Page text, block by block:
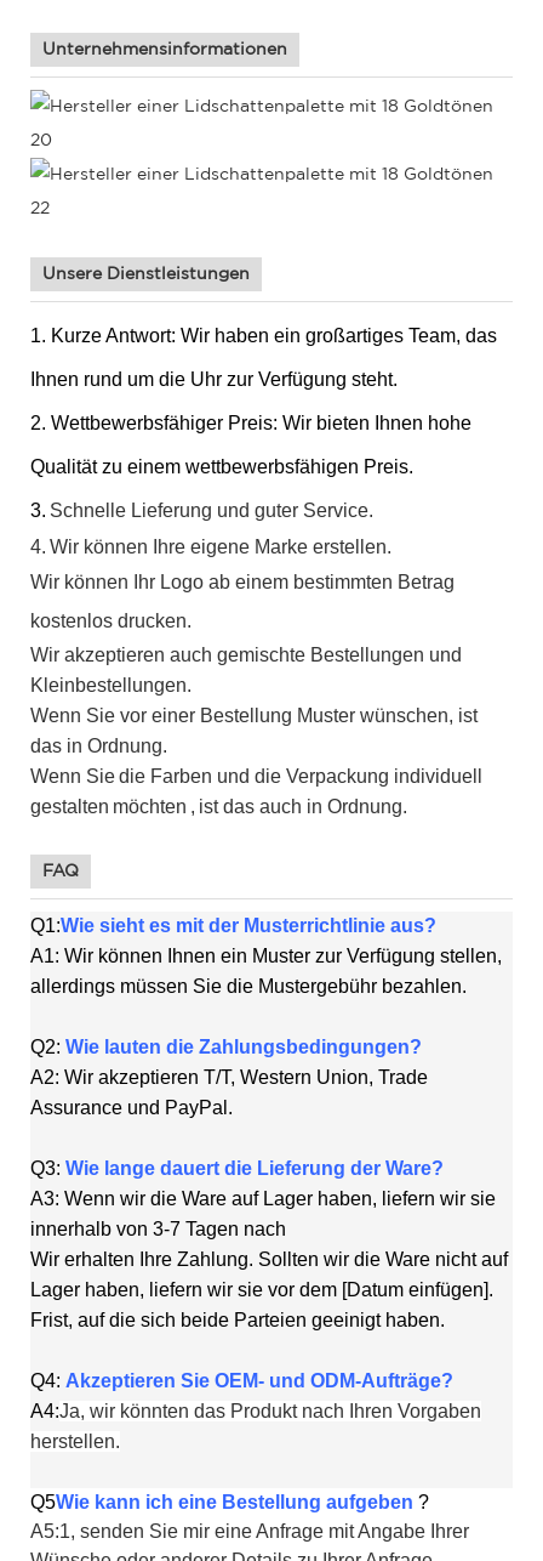
Unternehmensinformationen
Unsere Dienstleistungen
1. Kurze Antwort: Wir haben ein großartiges Team, das
Ihnen rund um die Uhr zur Verfügung steht.
2. Wettbewerbsfähiger Preis: Wir bieten Ihnen hohe
Qualität zu einem wettbewerbsfähigen Preis.
3. Schnelle Lieferung und guter Service.
4. Wir können Ihre eigene Marke erstellen.
Wir können Ihr Logo ab einem bestimmten Betrag
kostenlos drucken.
Wir akzeptieren auch gemischte Bestellungen und
Kleinbestellungen.
Wenn Sie vor einer Bestellung Muster wünschen, ist
das in Ordnung.
Wenn Siedie Farben und die Verpackung individuell
gestalten möchten , ist das auch in Ordnung.
FAQ
Q1:Wie sieht es mit der Musterrichtlinie aus?
A1: Wir können Ihnen ein Muster zur Verfügung stellen,
allerdings müssen Sie die Mustergebühr bezahlen.
Q2: Wie lauten die Zahlungsbedingungen?
A2: Wir akzeptieren T/T, Western Union, Trade
Assurance und PayPal.
Q3: Wie lange dauert die Lieferung der Ware?
A3: Wenn wir die Ware auf Lager haben, liefern wir sie
innerhalb von 3-7 Tagen nach
Wir erhalten Ihre Zahlung. Sollten wir die Ware nicht auf
Lager haben, liefern wir sie vor dem [Datum einfügen].
Frist, auf die sich beide Parteien geeinigt haben.
Q4: Akzeptieren Sie OEM- und ODM-Aufträge?
A4:Ja, wir könnten das Produkt nach Ihren Vorgaben
herstellen.
Q5Wie kann ich eine Bestellung aufgeben ?
A5:1, senden Sie mir eine Anfrage mit Angabe Ihrer